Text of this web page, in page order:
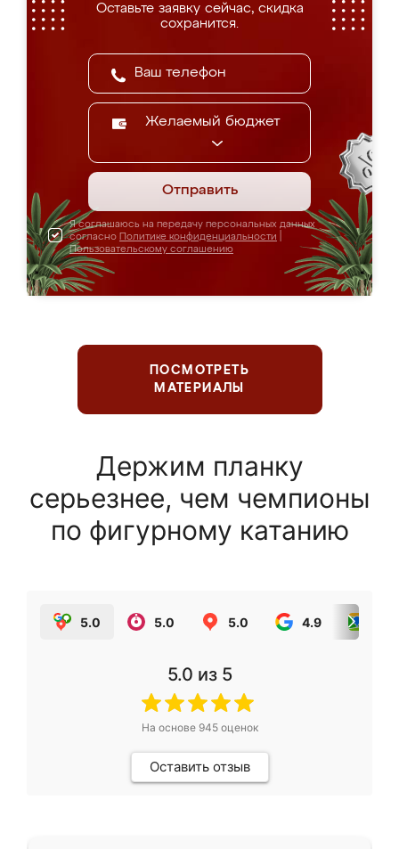
Оставьте заявку сейчас, скидка
сохранится.
Желаемый бюджет
Отправить
Я соглашаюсь на передачу персональных данных
согласно Политике конфиденциальности
Пользовательскому соглашению
ПОСМОТРЕТЬ
МАТЕРИАЛЫ
Держим планку
серьезнее, чем чемпионы
по фигурному катанию
5.0 5.0 5.0 4.9
5.0 из 5
На основе 945оценок
Оставить отзыв